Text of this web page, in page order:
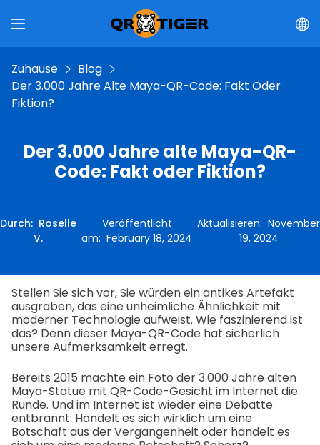
Zuhause
Blog
Der 3.000 Jahre Alte Maya-QR-Code: Fakt Oder
Fiktion?
Der 3.000 Jahre alte Maya-QR-
Code: Fakt oder Fiktion?
Durch: Roselle
V.
Veröffentlicht
am: February 18, 2024
Aktualisieren: November
19, 2024
Stellen Sie sich vor, Sie würden ein antikes Artefakt
ausgraben, das eine unheimliche Ähnlichkeit mit
moderner Technologie aufweist. Wie faszinierend ist
das? Denn dieser Maya-QR-Code hat sicherlich
unsere Aufmerksamkeit erregt.
Bereits 2015 machte ein Foto der 3.000 Jahre alten
Maya-Statue mit QR-Code-Gesicht im Internet die
Runde. Und im Internet ist wieder eine Debatte
entbrannt: Handelt es sich wirklich um eine
Botschaft aus der Vergangenheit oder handelt es